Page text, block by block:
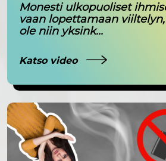
Monesti ulkopuoliset
vaan lopettamaan
ole niin yksink...
Katso video